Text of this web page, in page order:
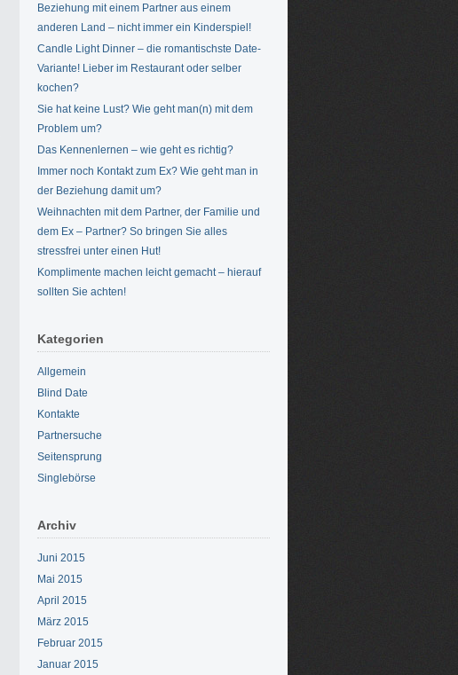
Beziehung mit einem Partner aus einem
anderen Land – nicht immer ein Kinderspiel!
Candle Light Dinner – die romantischste Date-
Variante! Lieber im Restaurant oder selber
kochen?
Sie hat keine Lust? Wie geht man(n) mit dem
Problem um?
Das Kennenlernen – wie geht es richtig?
Immer noch Kontakt zum Ex? Wie geht man in
der Beziehung damit um?
Weihnachten mit dem Partner, der Familie und
dem Ex – Partner? So bringen Sie alles
stressfrei unter einen Hut!
Komplimente machen leicht gemacht – hierauf
sollten Sie achten!
Kategorien
Allgemein
Blind Date
Kontakte
Partnersuche
Seitensprung
Singlebörse
Archiv
Juni 2015
Mai 2015
April 2015
März 2015
Februar 2015
Januar 2015